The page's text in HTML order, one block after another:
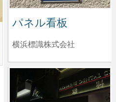
パネル看板
横浜標識株式会社